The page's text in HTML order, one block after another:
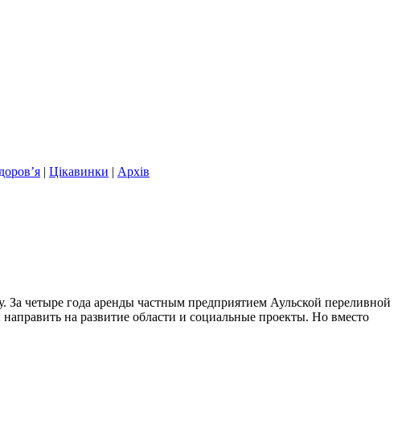
| Цікавинки | Архів
четыре года аренды частным предприятием Аульской переливной
на развитие области и социальные проекты. Но вместо